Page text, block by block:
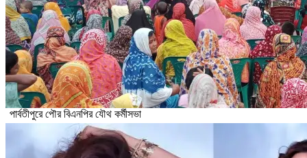
পার্বতীপুরে পৌর বিএনপির যৌথ কর্মীসভা